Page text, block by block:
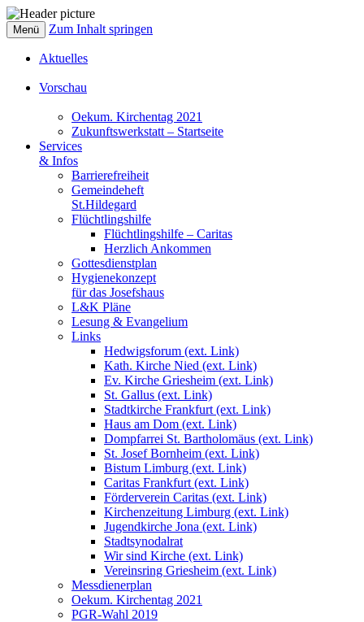
Menü Zum Inhalt springen
Aktuelles
Vorschau
Oekum. Kirchentag 2021
Zukunftswerkstatt – Startseite
Services
& Infos
Barrierefreiheit
Gemeindeheft
St.Hildegard
Flüchtlingshilfe
Flüchtlingshilfe – Caritas
Herzlich Ankommen
Gottesdienstplan
Hygienekonzept
für das Josefshaus
L&K Pläne
Lesung & Evangelium
Links
Hedwigsforum (ext. Link)
Kath. Kirche Nied (ext. Link)
Ev. Kirche Griesheim (ext. Link)
St. Gallus (ext. Link)
Stadtkirche Frankfurt (ext. Link)
Haus am Dom (ext. Link)
Dompfarrei St. Bartholomäus (ext. Link)
St. Josef Bornheim (ext. Link)
Bistum Limburg (ext. Link)
Caritas Frankfurt (ext. Link)
Förderverein Caritas (ext. Link)
Kirchenzeitung Limburg (ext. Link)
Jugendkirche Jona (ext. Link)
Stadtsynodalrat
Wir sind Kirche (ext. Link)
Vereinsring Griesheim (ext. Link)
Messdienerplan
Oekum. Kirchentag 2021
PGR-Wahl 2019